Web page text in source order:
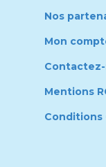
Nos
Mon
Mentions
Conditions